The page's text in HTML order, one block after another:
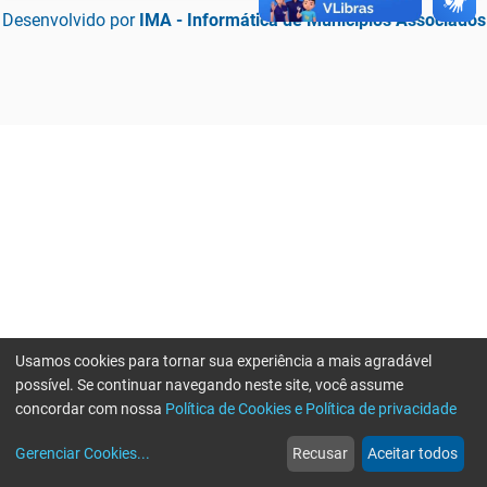
Desenvolvido por IMA - Informática de Municípios Associados
web
Notícias
more_horiz
Mais
Usamos cookies para tornar sua experiência a mais agradável
possível. Se continuar navegando neste site, você assume
concordar com nossa Política de Cookies e Política de privacidade
Gerenciar Cookies... Recusar Aceitar todos
Erro ao enviar informações, por favor tente novamente